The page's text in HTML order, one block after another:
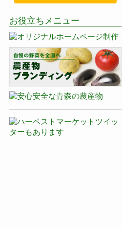
お役立ちメニュー